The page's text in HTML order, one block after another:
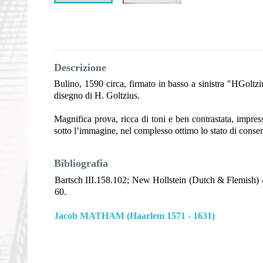
Descrizione
Bulino, 1590 circa, firmato in basso a sinistra
disegno di H. Goltzius.
Magnifica prova, ricca di toni e ben contrastata,
sotto l’immagine, nel complesso ottimo lo stato di
Bibliografia
Bartsch III.158.102; New Hollstein (Dutch &
60.
Jacob MATHAM (Haarlem 1571 - 1631)